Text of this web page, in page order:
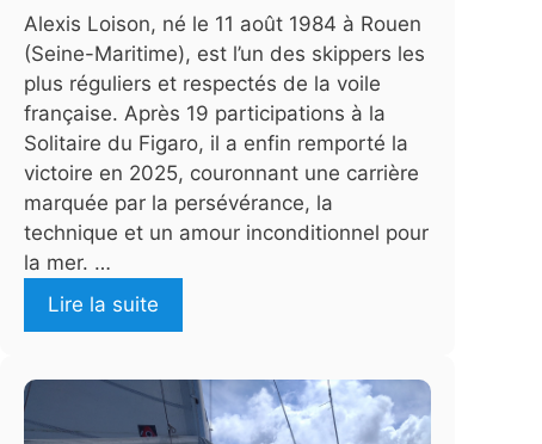
Alexis Loison, né le 11 août 1984 à Rouen
(Seine-Maritime), est l’un des skippers les
plus réguliers et respectés de la voile
française. Après 19 participations à la
Solitaire du Figaro, il a enfin remporté la
victoire en 2025, couronnant une carrière
marquée par la persévérance, la
technique et un amour inconditionnel pour
la mer. …
Lire la suite